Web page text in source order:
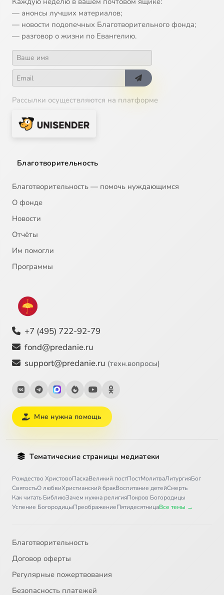
— анонсы лучших материалов;
— новости подопечных Благотворительного фонда;
— разговор о жизни по Евангелию.
Рассылки осуществляются на платформе
Благотворительность
Благотворительность — помочь нуждающимся
О фонде
Новости
Отчёты
Им помогли
Программы
+7 (495) 722-92-79
fond@predanie.ru
support@predanie.ru (техн.вопросы)
Мне нужна помощь
Тематические страницы медиатеки
Рождество ХристовоПасхаВеликий постПостМолитваЛитургияБог
СвятостьО любвиХристианский бракВоспитание детейСмерть
Как читать БиблиюЗачем нужна религияПокров Богородицы
Успение БогородицыПреображениеПятидесятницаВсе темы →
Благотворительность
Договор оферты
Регулярные пожертвования
Безопасность платежей